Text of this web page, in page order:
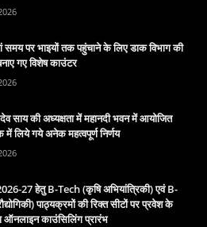
समय पर भाइयों तक पहुंचाने के लिए डाक विभाग की
गए विशेष काउंटर
साय की अध्यक्षता में महानदी भवन में आयोजित
लिये गये अनेक महत्वपूर्ण निर्णय
27 हेतु B-Tech (कृषि अभियांत्रिकी) एवं B-
पाठ्यक्रमों की रिक्त सीटों पर प्रवेश के
ऑनलाइन काउंसिलिंग प्रारंभ